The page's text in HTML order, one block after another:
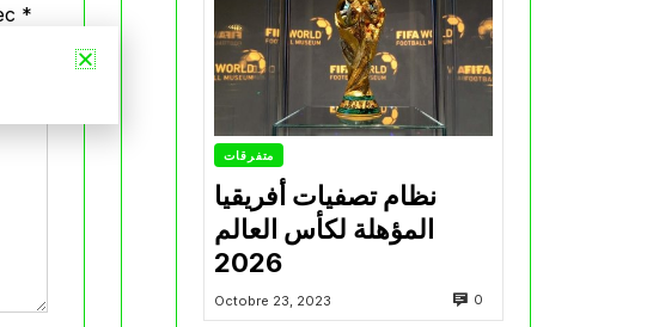
*
متفرقات
نظام تصفيات أفريقيا
المؤهلة لكأس العالم
2026
Octobre 23, 2023 0